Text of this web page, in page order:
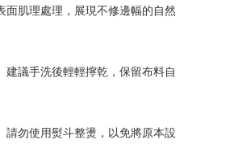
面肌理處理，展現不修邊幅的自然
建議手洗後輕輕擰乾，保留布料自
請勿使用熨斗整燙，以免將原本設